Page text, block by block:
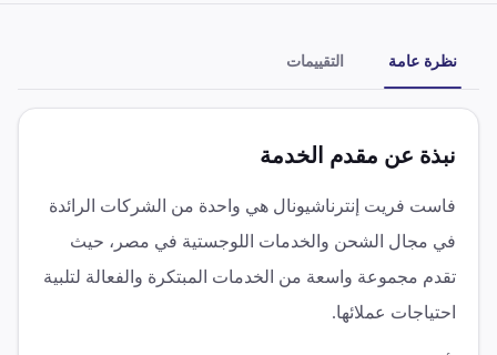
نظرة عامة التقييمات
نبذة عن مقدم الخدمة
فاست فريت إنترناشيونال هي واحدة من الشركات الرائدة
في مجال الشحن والخدمات اللوجستية في مصر، حيث
تقدم مجموعة واسعة من الخدمات المبتكرة والفعالة لتلبية
احتياجات عملائها.